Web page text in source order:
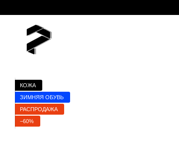
КОЖА
ЗИМНЯЯ ОБУВЬ
РАСПРОДАЖА
−60%